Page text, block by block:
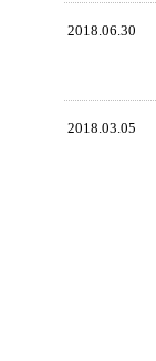
2018.06.30
2018.03.05